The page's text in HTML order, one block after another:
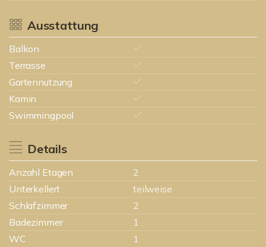
Ausstattung
Balkon
Terrasse
Gartennutzung
Kamin
Swimmingpool
Details
Anzahl Etagen
2
Unterkellert
teilweise
Schlafzimmer
2
Badezimmer
1
WC
1